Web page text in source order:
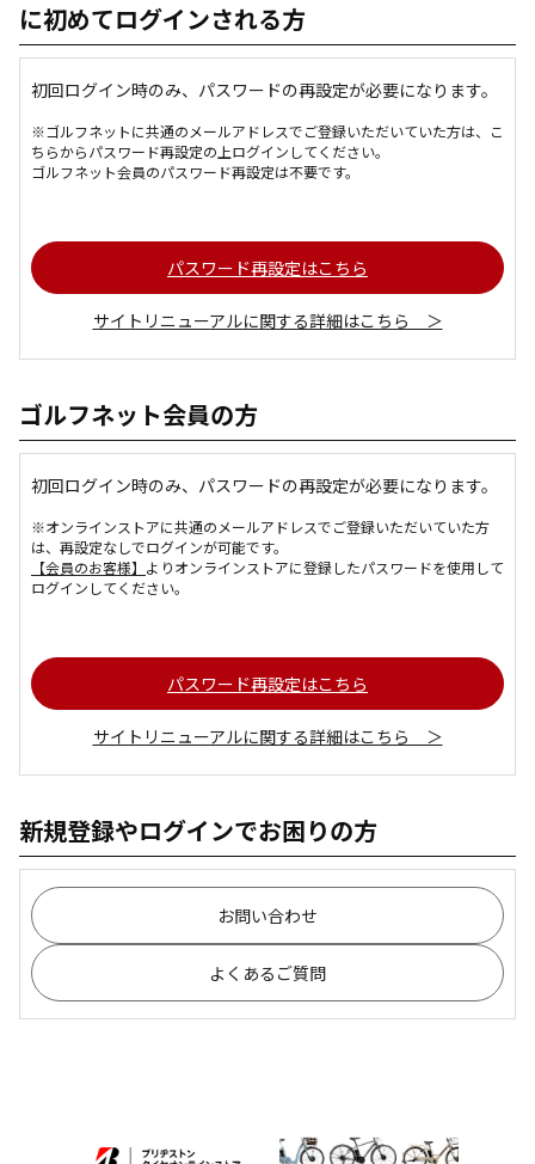
に初めてログインされる方
初回ログイン時のみ、パスワードの再設定が必要になります。
※ゴルフネットに共通のメールアドレスでご登録いただいていた方は、こ
ちらからパスワード再設定の上ログインしてください。
ゴルフネット会員のパスワード再設定は不要です。
パスワード再設定はこちら
サイトリニューアルに関する詳細はこちら ＞
ゴルフネット会員の方
初回ログイン時のみ、パスワードの再設定が必要になります。
※オンラインストアに共通のメールアドレスでご登録いただいていた方
は、再設定なしでログインが可能です。
【会員のお客様】 よりオンラインストアに登録したパスワードを使用して
ログインしてください。
パスワード再設定はこちら
サイトリニューアルに関する詳細はこちら ＞
新規登録やログインでお困りの方
お問い合わせ
よくあるご質問